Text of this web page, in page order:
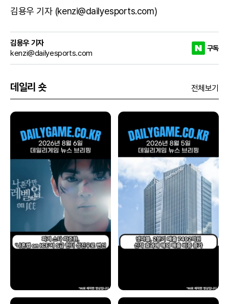
김용우 기자 (kenzi@dailyesports.com)
김용우 기자
kenzi@dailyesports.com
구독
데일리 숏 전체보기